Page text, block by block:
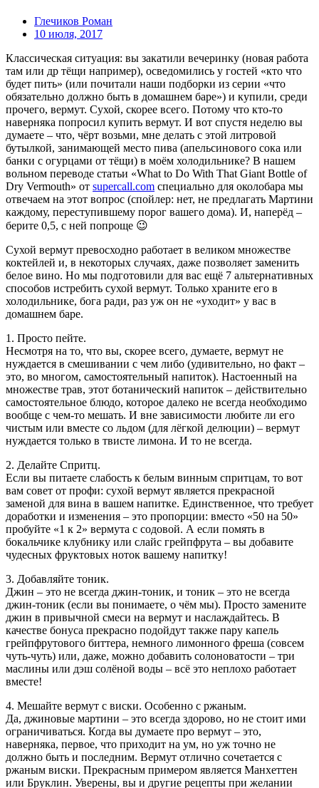
Глечиков Роман
10 июля, 2017
Классическая ситуация: вы закатили вечеринку (новая работа
там или др тёщи например), осведомились у гостей «кто что
будет пить» (или почитали наши подборки из серии «что
обязательно должно быть в домашнем баре») и купили, среди
прочего, вермут. Сухой, скорее всего. Потому что кто-то
наверняка попросил купить вермут. И вот спустя неделю вы
думаете – что, чёрт возьми, мне делать с этой литровой
бутылкой, занимающей место пива (апельсинового сока или
банки с огурцами от тёщи) в моём холодильнике? В нашем
вольном переводе статьи «What to Do With That Giant Bottle of
Dry Vermouth» от supercall.com специально для околобара мы
отвечаем на этот вопрос (спойлер: нет, не предлагать Мартини
каждому, переступившему порог вашего дома). И, наперёд –
берите 0,5, с ней попроще 😉
Сухой вермут превосходно работает в великом множестве
коктейлей и, в некоторых случаях, даже позволяет заменить
белое вино. Но мы подготовили для вас ещё 7 альтернативных
способов истребить сухой вермут. Только храните его в
холодильнике, бога ради, раз уж он не «уходит» у вас в
домашнем баре.
1. Просто пейте.
Несмотря на то, что вы, скорее всего, думаете, вермут не
нуждается в смешивании с чем либо (удивительно, но факт –
это, во многом, самостоятельный напиток). Настоенный на
множестве трав, этот ботанический напиток – действительно
самостоятельное блюдо, которое далеко не всегда необходимо
вообще с чем-то мешать. И вне зависимости любите ли его
чистым или вместе со льдом (для лёгкой делюции) – вермут
нуждается только в твисте лимона. И то не всегда.
2. Делайте Спритц.
Если вы питаете слабость к белым винным спритцам, то вот
вам совет от профи: сухой вермут является прекрасной
заменой для вина в вашем напитке. Единственное, что требует
доработки и изменения – это пропорции: вместо «50 на 50»
пробуйте «1 к 2» вермута с содовой. А если помять в
бокальчике клубнику или слайс грейпфрута – вы добавите
чудесных фруктовых ноток вашему напитку!
3. Добавляйте тоник.
Джин – это не всегда джин-тоник, и тоник – это не всегда
джин-тоник (если вы понимаете, о чём мы). Просто замените
джин в привычной смеси на вермут и наслаждайтесь. В
качестве бонуса прекрасно подойдут также пару капель
грейпфрутового биттера, немного лимонного фреша (совсем
чуть-чуть) или, даже, можно добавить солоноватости – три
маслины или дэш солёной воды – всё это неплохо работает
вместе!
4. Мешайте вермут с виски. Особенно с ржаным.
Да, джиновые мартини – это всегда здорово, но не стоит ими
ограничиваться. Когда вы думаете про вермут – это,
наверняка, первое, что приходит на ум, но уж точно не
должно быть и последним. Вермут отлично сочетается с
ржаным виски. Прекрасным примером является Манхеттен
или Бруклин. Уверены, вы и другие рецепты при желании